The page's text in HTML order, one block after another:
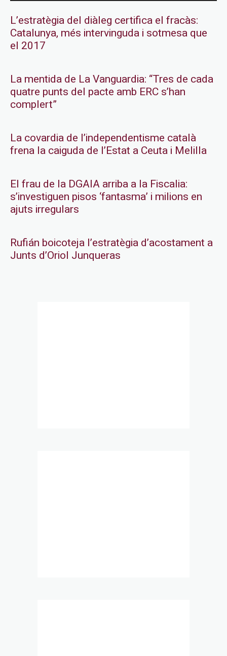
L’estratègia del diàleg certifica el fracàs:
Catalunya, més intervinguda i sotmesa que
el 2017
La mentida de La Vanguardia: “Tres de cada
quatre punts del pacte amb ERC s’han
complert”
La covardia de l’independentisme català
frena la caiguda de l’Estat a Ceuta i Melilla
El frau de la DGAIA arriba a la Fiscalia:
s’investiguen pisos ‘fantasma’ i milions en
ajuts irregulars
Rufián boicoteja l’estratègia d’acostament a
Junts d’Oriol Junqueras